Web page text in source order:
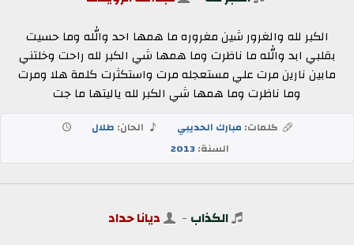
الكبر لله والغرور شين مغروره ما همها احد والله وما حسيت
بقلبي ابد والله ما ناظرت وما همها شي الكبر لله راحت وخلتني
مابين نارين مرت علي مستعجله مرت واستكثرت كلمة هلا ومرت
وما ناظرت وما همها شي الكبر لله ياليتها ما جت
كلمات: مبارك الحديبي الحان: طلال
السنة:2013
الكذاب - ديانا حداد